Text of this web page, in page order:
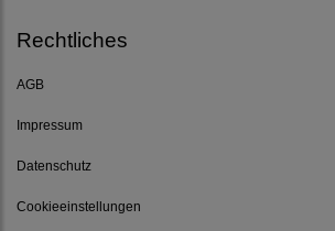
Rechtliches
AGB
Impressum
Datenschutz
Cookieeinstellungen